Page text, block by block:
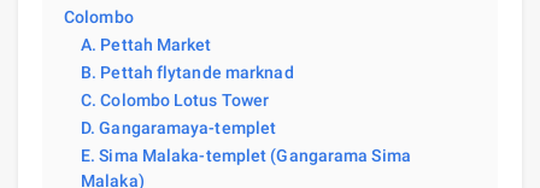
Colombo
A. Pettah Market
B. Pettah flytande marknad
C. Colombo Lotus Tower
D. Gangaramaya-templet
E. Sima Malaka-templet (Gangarama Sima
Malaka)